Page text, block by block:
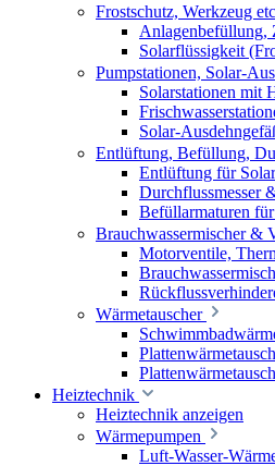
Frostschutz, Werkzeug
Anlagenbefüllung,
Solarflüssigkeit
Pumpstationen, Solar-
Solarstationen mit
Solar-
Entlüftung, Befüllung,
Entlüftung für
Durchflussmesser
Befüllarmaturen
Brauchwassermischer &
Motorventile,
Wärmetauscher
Heiztechnik
Heiztechnik anzeigen
Wärmepumpen
Luft-Wasser-